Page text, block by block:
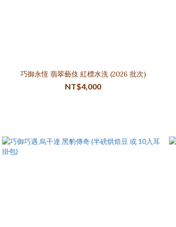
巧御永恆 翡翠藝伎 紅標水洗 (2026 批次)
NT$4,000